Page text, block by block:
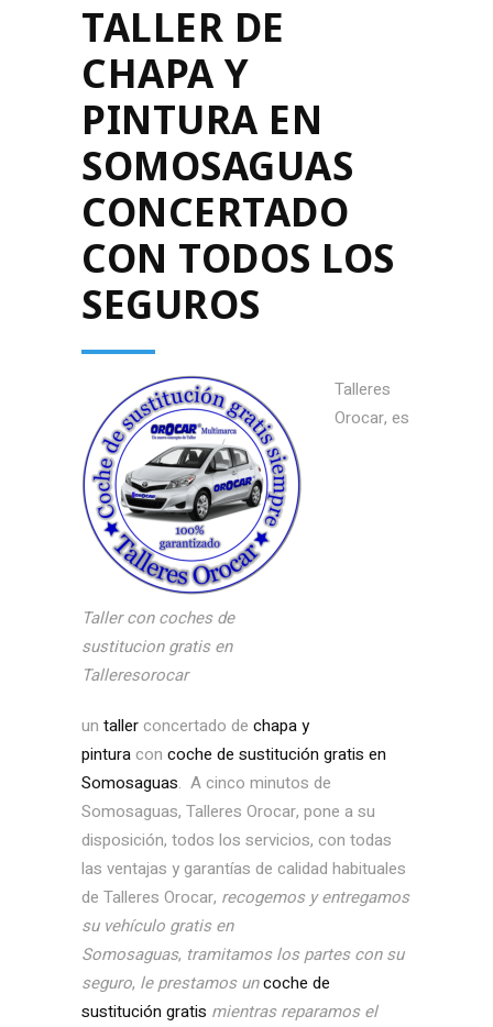
TALLER DE
CHAPA Y
PINTURA EN
SOMOSAGUAS
CONCERTADO
CON TODOS LOS
SEGUROS
Taller con coches de
sustitucion gratis en
Talleresorocar
Talleres
Orocar, es
un tallerconcertado de chapa y
pinturacon coche de sustitución gratis en
Somosaguas. A cinco minutos de
Somosaguas, Talleres Orocar, pone a su
disposición, todos los servicios, con todas
las ventajas y garantías de calidad habituales
de Talleres Orocar, recogemos y entregamos
su vehículo gratis en
Somosaguas, tramitamos los partes con su
seguro, le prestamos uncoche de
sustitución gratis mientras reparamos el